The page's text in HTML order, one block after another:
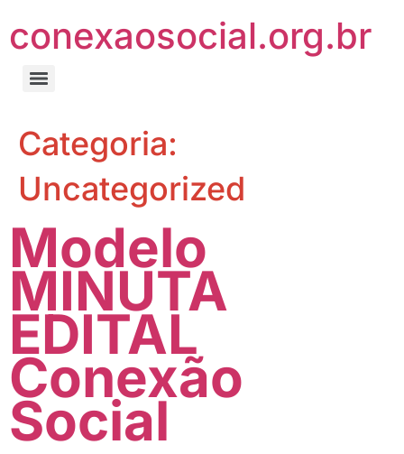
conexaosocial.org.br
Categoria:
Uncategorized
Modelo
MINUTA
EDITAL
Conexão
Social